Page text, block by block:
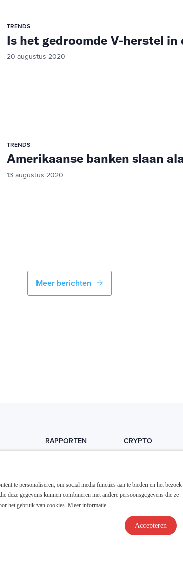
TRENDS
Is het gedroomde V-herstel in
20 augustus 2020
TRENDS
Amerikaanse banken slaan
13 augustus 2020
Meer berichten
RAPPORTEN
Dividend
CRYPTO
Crypto koopgids
te personaliseren, om social media functies aan te bieden en het
deze gegevens kunnen combineren met andere persoonsgegevens die ze
het gebruik van cookies. Meer informatie
Accepteren